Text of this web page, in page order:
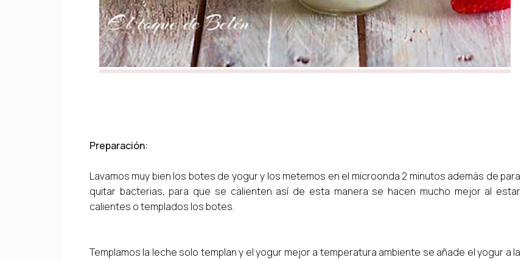
Preparación:
Lavamos muy bien los botes de yogur y los metemos en el microonda 2 minutos además de para
quitar bacterias, para que se calienten así de esta manera se hacen mucho mejor al estar
calientes o templados los botes.
Templamos la leche solo templan y el yogur mejor a temperatura ambiente se añade el yogur a la